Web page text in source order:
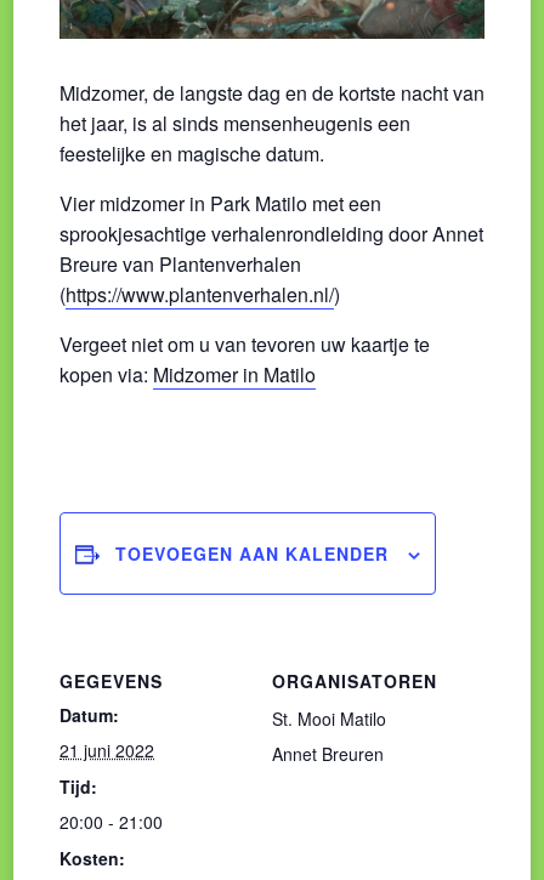
Midzomer, de langste dag en de kortste nacht van
het jaar, is al sinds mensenheugenis een
feestelijke en magische datum.
Vier midzomer in Park Matilo met een
sprookjesachtige verhalenrondleiding door Annet
Breure van Plantenverhalen
(https://www.plantenverhalen.nl/)
Vergeet niet om u van tevoren uw kaartje te
kopen via: Midzomer in Matilo
TOEVOEGEN AAN KALENDER
GEGEVENS
Datum:
21 juni 2022
Tijd:
20:00 - 21:00
Kosten:
ORGANISATOREN
St. Mooi Matilo
Annet Breuren